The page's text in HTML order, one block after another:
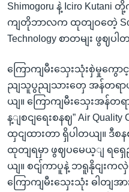
Shimogoru နဲ့ Iciro
ကျတိုဘာလက ထုတျဝတေဲ့
Technology စာတမျး ဖွဈပါ
ကြောကျမီးသှေးသုံးစှဲမှုကွော
ညျသူပွညျသားတှေ အန်တရာ
ယျ။ ကြောကျမီးသှေးအန်
န့ျစငျရေးစနဈ” Air
ထှငျထားတာ ရှိပါတယျ။ ဒီစ
ထုတျရမှာ ဖွဈပမေယ့ျ ရရှေ
ယျ။ စငျ်ကာပူနဲ့ ဘရူနိုငျးက
ကြောကျမီးသှေးသုံး ဓါတျ